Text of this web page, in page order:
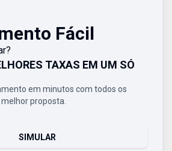
Fácil
TAXAS EM UM SÓ
em minutos com todos os
proposta.
SIMULAR